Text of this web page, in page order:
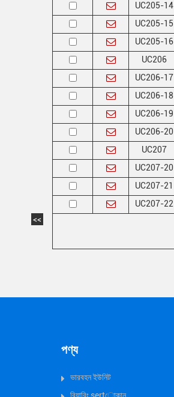
UC205-14
UC205-15
UC205-16
UC206
UC206-17
UC206-18
UC206-19
UC206-20
UC207
UC207-20
UC207-21
UC207-22
<<
পণ্য
ভারবহন ইউনিট